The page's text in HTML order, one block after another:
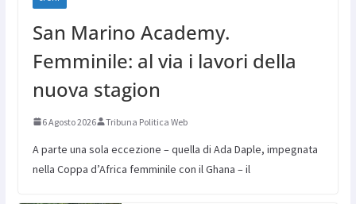
San Marino Academy.
Femminile: al via i lavori della
nuova stagion
6 Agosto 2026 Tribuna Politica Web
A parte una sola eccezione – quella di Ada Daple, impegnata
nella Coppa d’Africa femminile con il Ghana – il